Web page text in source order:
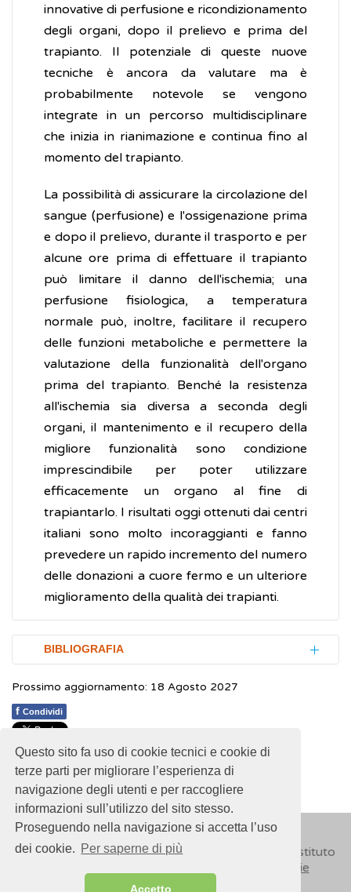
Questo sito fa uso di cookie tecnici e cookie di
terze parti per migliorare l’esperienza di
navigazione degli utenti e per raccogliere
informazioni sull’utilizzo del sito stesso.
Proseguendo nella navigazione si accetta l’uso
dei cookie. Per saperne di più
Accetto
innovative di perfusione e ricondizionamento
degli organi, dopo il prelievo e prima del
trapianto. Il potenziale di queste nuove
tecniche è ancora da valutare ma è
probabilmente notevole se vengono
integrate in un percorso multidisciplinare
che inizia in rianimazione e continua fino al
momento del trapianto.
La possibilità di assicurare la circolazione del
sangue (perfusione) e l'ossigenazione prima
e dopo il prelievo, durante il trasporto e per
alcune ore prima di effettuare il trapianto
può limitare il danno dell'ischemia; una
perfusione fisiologica, a temperatura
normale può, inoltre, facilitare il recupero
delle funzioni metaboliche e permettere la
valutazione della funzionalità dell'organo
prima del trapianto. Benché la resistenza
all'ischemia sia diversa a seconda degli
organi, il mantenimento e il recupero della
migliore funzionalità sono condizione
imprescindibile per poter utilizzare
efficacemente un organo al fine di
trapiantarlo. I risultati oggi ottenuti dai centri
italiani sono molto incoraggianti e fanno
prevedere un rapido incremento del numero
delle donazioni a cuore fermo e un ulteriore
miglioramento della qualità dei trapianti.
BIBLIOGRAFIA
Bernat JL, Capron AM, Bleck TP et al.
circulatory-respiratory determination of
death in organ donation
Medicine.2010; 38(3): 963-70
Centro Nazionale Trapianti (CNT).
Donazione di organi a cuore fermo (DCD) in
Italia. Raccomandazioni operative
Centro Nazionale Trapianti (CNT).
Criteri
Prossimo aggiornamento: 18 Agosto 2027
f Condividi
1 1 1 1 1 Rating 2.75 (4 Votes)
© 2018ISSalute - Sito sviluppato e gestito dall’Istituto
Cookie